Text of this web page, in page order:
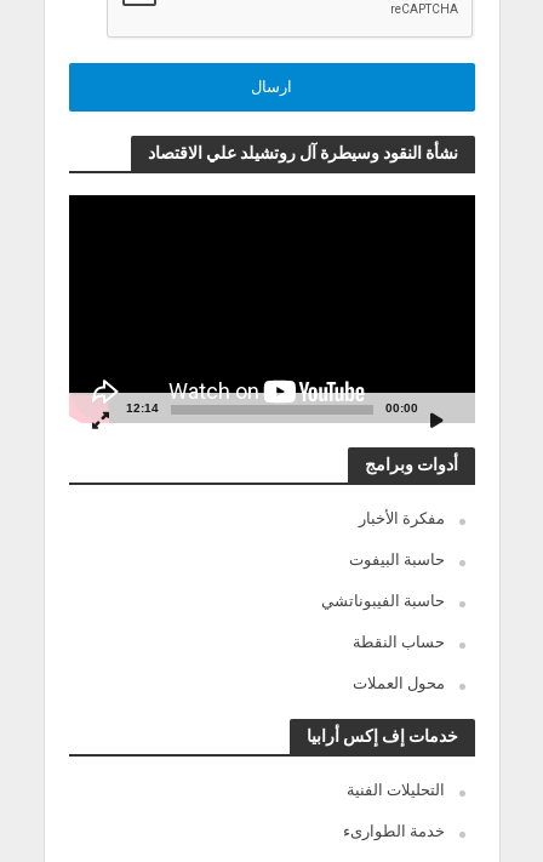
نشأة النقود وسيطرة آل روتشيلد علي الاقتصاد
00:00
12:14
أدوات وبرامج
مفكرة الأخبار
حاسبة البيفوت
حاسبة الفيبوناتشي
حساب النقطة
محول العملات
خدمات إف إكس أرابيا
التحليلات الفنية
خدمة الطوارىء